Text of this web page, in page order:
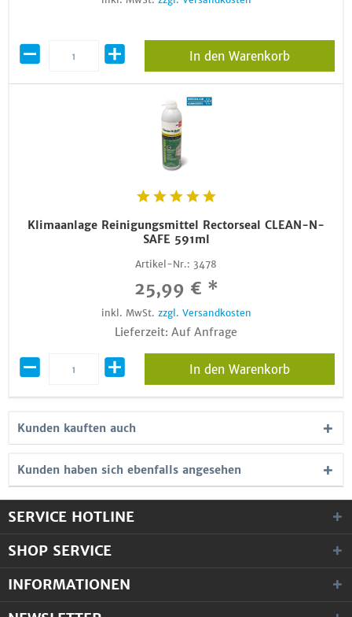
In den Warenkorb
Klimaanlage Reinigungsmittel Rectorseal CLEAN-N-
SAFE 591ml
Artikel-Nr.: 3478
25,99 € *
inkl. MwSt. zzgl. Versandkosten
Lieferzeit: Auf Anfrage
In den Warenkorb
Kunden kauften auch
Kunden haben sich ebenfalls angesehen
SERVICE HOTLINE
SHOP SERVICE
INFORMATIONEN